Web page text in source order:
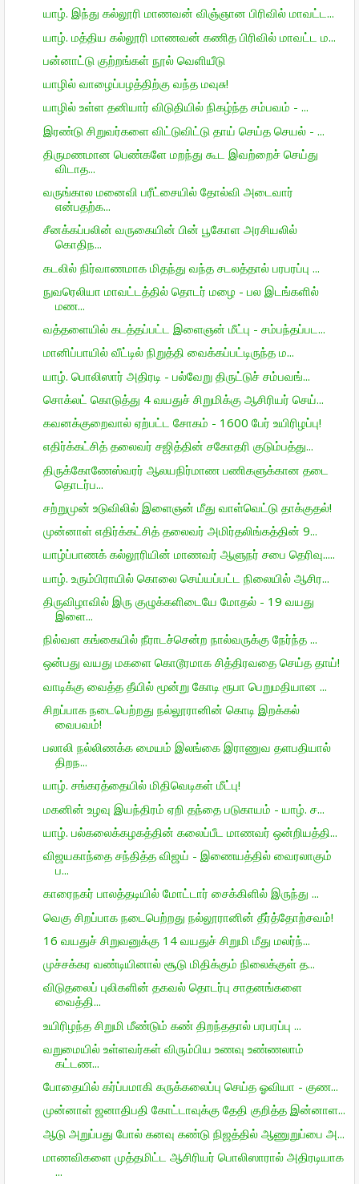
யாழ். இந்து கல்லூரி மாணவன் விஞ்ஞான பிரிவில் மாவட்ட...
யாழ். மத்திய கல்லூரி மாணவன் கணித பிரிவில் மாவட்ட ம...
பன்னாட்டு குற்றங்கள் நூல் வெளியீடு
யாழில் வாழைப்பழத்திற்கு வந்த மவுசு!
யாழில் உள்ள தனியார் விடுதியில் நிகழ்ந்த சம்பவம் - ...
இரண்டு சிறுவர்களை விட்டுவிட்டு தாய் செய்த செயல் - ...
திருமணமான பெண்களே மறந்து கூட இவற்றைச் செய்து
விடாத...
வருங்கால மனைவி பரீட்சையில் தோல்வி அடைவார்
என்பதற்க...
சீனக்கப்பலின் வருகையின் பின் பூகோள அரசியலில்
கொதிந...
கடலில் நிர்வாணமாக மிதந்து வந்த சடலத்தால் பரபரப்பு ...
நுவரெலியா மாவட்டத்தில் தொடர் மழை - பல இடங்களில்
மண...
வத்தளையில் கடத்தப்பட்ட இளைஞன் மீட்பு - சம்பந்தப்பட...
மானிப்பாயில் வீட்டில் நிறுத்தி வைக்கப்பட்டிருந்த ம...
யாழ். பொலிஸார் அதிரடி - பல்வேறு திருட்டுச் சம்பவங்...
சொக்லட் கொடுத்து 4 வயதுச் சிறுமிக்கு ஆசிரியர் செய்...
கவனக்குறைவால் ஏற்பட்ட சோகம் - 1600 பேர் உயிரிழப்பு!
எதிர்க்கட்சித் தலைவர் சஜித்தின் சகோதரி குடும்பத்து...
திருக்கோணேஸ்வரர் ஆலயநிர்மாண பணிகளுக்கான தடை
தொடர்ப...
சற்றுமுன் உடுவிலில் இளைஞன் மீது வாள்வெட்டு தாக்குதல்!
முன்னாள் எதிர்க்கட்சித் தலைவர் அமிர்தலிங்கத்தின் 9...
யாழ்ப்பாணக் கல்லூரியின் மாணவர் ஆளுநர் சபை தெரிவு.....
யாழ். உரும்பிராயில் கொலை செய்யப்பட்ட நிலையில் ஆசிர...
திருவிழாவில் இரு குழுக்களிடையே மோதல் - 19 வயது
இளை...
நில்வள கங்கையில் நீராடச்சென்ற நால்வருக்கு நேர்ந்த ...
ஒன்பது வயது மகளை கொடூரமாக சித்திரவதை செய்த தாய்!
வாடிக்கு வைத்த தீயில் மூன்று கோடி ரூபா பெறுமதியான ...
சிறப்பாக நடைபெற்றது நல்லூரானின் கொடி இறக்கல்
வைபவம்!
பலாலி நல்லிணக்க மையம் இலங்கை இராணுவ தளபதியால்
திறந...
யாழ். சங்கரத்தையில் மிதிவெடிகள் மீட்பு!
மகனின் உழவு இயந்திரம் ஏறி தந்தை படுகாயம் - யாழ். ச...
யாழ். பல்கலைக்கழகத்தின் கலைப்பீட மாணவர் ஒன்றியத்தி...
விஜயகாந்தை சந்தித்த விஜய் - இணையத்தில் வைரலாகும்
ப...
காரைநகர் பாலத்தடியில் மோட்டார் சைக்கிளில் இருந்து ...
வெகு சிறப்பாக நடைபெற்றது நல்லூரானின் தீர்த்தோற்சவம்!
16 வயதுச் சிறுவனுக்கு 14 வயதுச் சிறுமி மீது மலர்ந்...
முச்சக்கர வண்டியினால் சூடு மிதிக்கும் நிலைக்குள் த...
விடுதலைப் புலிகளின் தகவல் தொடர்பு சாதனங்களை
வைத்தி...
உயிரிழந்த சிறுமி மீண்டும் கண் திறந்ததால் பரபரப்பு ...
வறுமையில் உள்ளவர்கள் விரும்பிய உணவு உண்ணலாம்
கட்டண...
போதையில் கர்ப்பமாகி கருக்கலைப்பு செய்த ஓவியா - குண...
முன்னாள் ஜனாதிபதி கோட்டாவுக்கு தேதி குறித்த இன்னாள...
ஆடு அறுப்பது போல் கனவு கண்டு நிஜத்தில் ஆணுறுப்பை அ...
மாணவிகளை முத்தமிட்ட ஆசிரியர் பொலிஸாரால் அதிரடியாக
...